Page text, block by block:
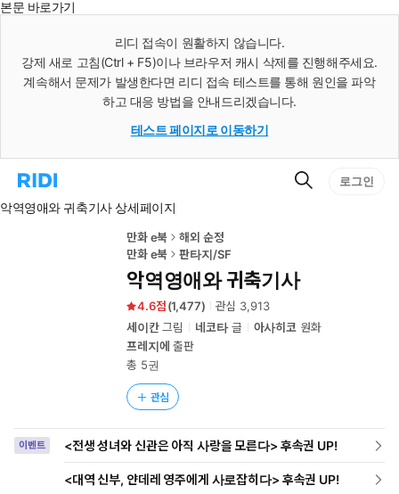
본문 바로가기
리디 접속이 원활하지 않습니다.
강제 새로 고침(Ctrl + F5)이나 브라우저 캐시 삭제를 진행해주세요.
계속해서 문제가 발생한다면 리디 접속 테스트를 통해 원인을 파악
하고 대응 방법을 안내드리겠습니다.
테스트 페이지로 이동하기
리
홈
검
로그인
악역영애와 귀축기사 상세페이지
만화 e북
해외 순정
만화 e북
판타지/SF
악역영애와 귀축기사
4.6 (1,477) 관심 3,913
세이칸그림 네코타글 아사히코 원화
프레지에 출판
총 5권
관심
이벤트 <전생 성녀와 신관은 아직 사랑을 모른다> 후속권 UP!
<대역 신부, 얀데레 영주에게 사로잡히다> 후속권 UP!